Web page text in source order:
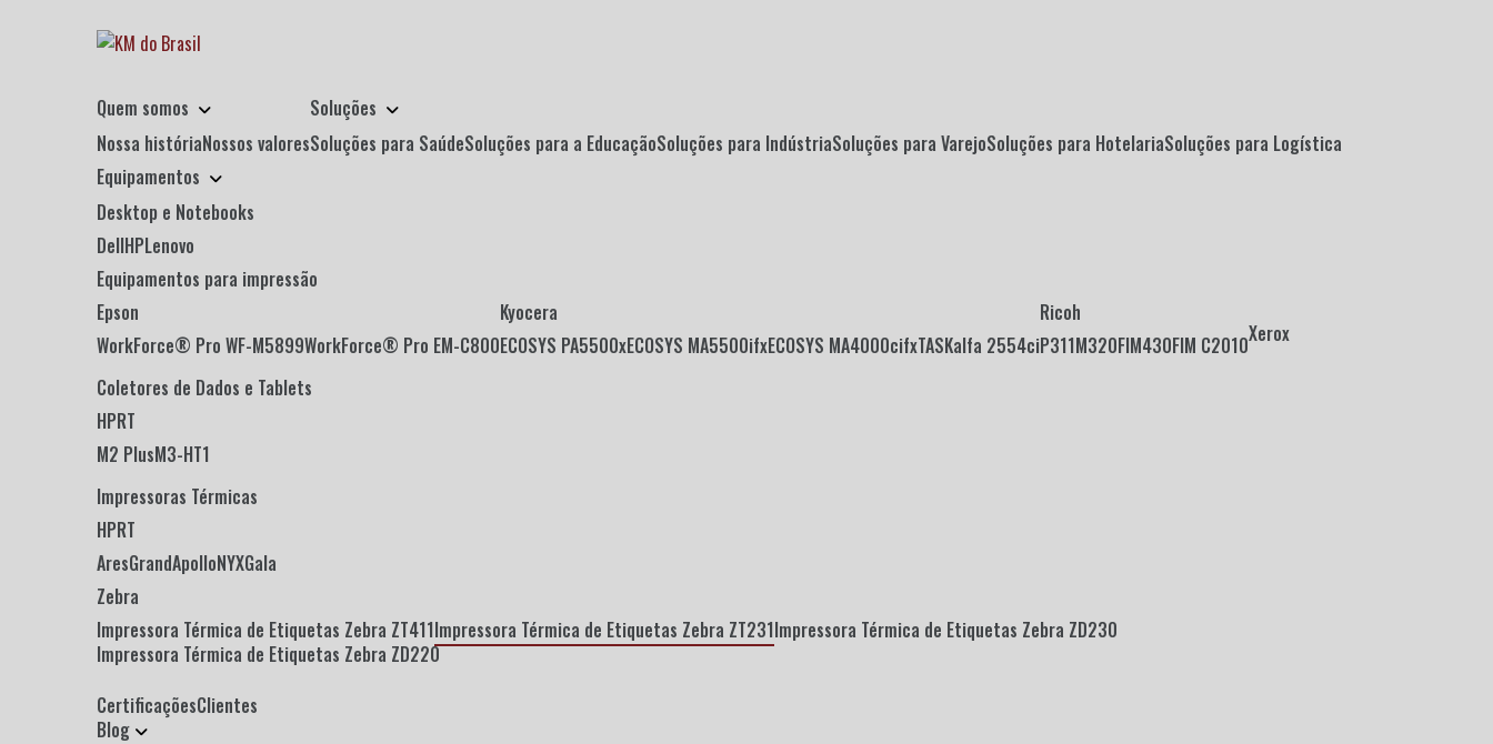
Quem somos
Nossa história Nossos valores
Soluções
Soluções para Saúde Soluções para a Educação Soluções para Indústria Soluções para Varejo Soluções para Hotelaria Soluções para Logística
Equipamentos
Desktop e Notebooks
Dell HP Lenovo
Equipamentos para impressão
Epson
WorkForce® Pro WF-M5899 WorkForce® Pro EM-C800
Kyocera
ECOSYS PA5500x ECOSYS MA5500ifx ECOSYS MA4000cifx TASKalfa 2554ci
Ricoh
P311 M320F IM430F IM C2010 Xerox
Coletores de Dados e Tablets
HPRT
M2 Plus M3-H T1
Impressoras Térmicas
HPRT
Ares Grand Apollo NYX Gala
Zebra
Impressora Térmica de Etiquetas Zebra ZT411 Impressora Térmica de Etiquetas Zebra ZT231 Impressora Térmica de Etiquetas Zebra ZD230
Impressora Térmica de Etiquetas Zebra ZD220
Certificações Clientes
Blog